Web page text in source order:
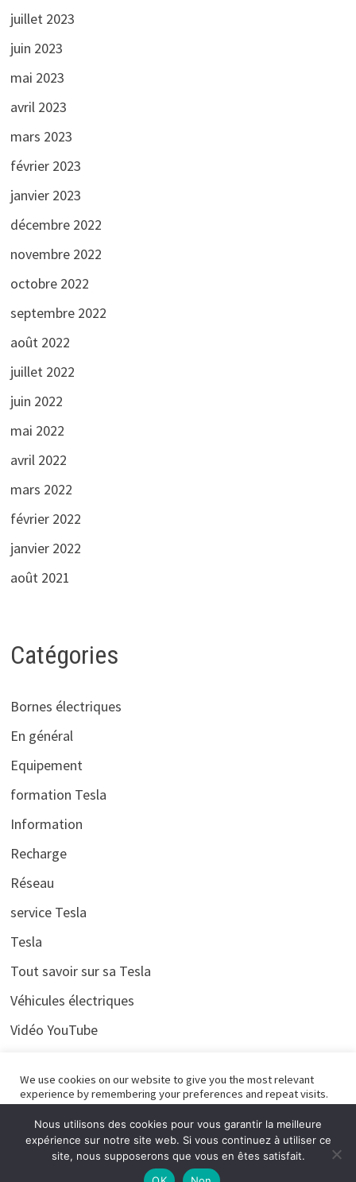
juillet 2023
juin 2023
mai 2023
avril 2023
mars 2023
février 2023
janvier 2023
décembre 2022
novembre 2022
octobre 2022
septembre 2022
août 2022
juillet 2022
juin 2022
mai 2022
avril 2022
mars 2022
février 2022
janvier 2022
août 2021
Catégories
Bornes électriques
En général
Equipement
formation Tesla
Information
Recharge
Réseau
service Tesla
Tesla
Tout savoir sur sa Tesla
Véhicules électriques
Vidéo YouTube
Bienvenue sur Teslasympa Alimenté par
We use cookies on our website to give you the most relevant
experience by remembering your preferences and repeat visits.
By clicking “Accept All”, you consent to the use of ALL the
cookies. However, you may visit "Cookie Settings" to provide a
controlled consent.
Accept All
Nous utilisons des cookies pour vous garantir la meilleure
expérience sur notre site web. Si vous continuez à utiliser ce
site, nous supposerons que vous en êtes satisfait.